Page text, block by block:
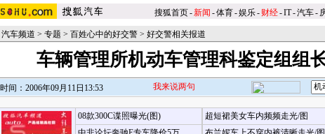
搜狐首页-新闻 -体育-娱乐- 财经-IT-汽车-
汽车频道 > 专题 > 百姓心中的好交警 > 好交警相关报道
车辆管理所机动车管理科鉴定组组
时间：2006年09月11日13:53 我来说两句
08款300C谍照曝光(图)
超短裙美女车内频频走光/图